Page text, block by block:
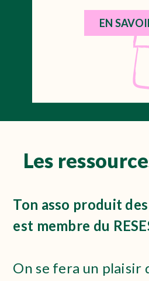
EN
Les
Ton asso produit
est membre du
On se fera un plaisir